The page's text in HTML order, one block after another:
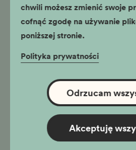
chwili możesz zmienić swoje
cofnąć zgodę na używanie
poniższej stronie.
Polityka prywatności
Odrzucam
Akceptuję
ludzi, mieszkańców
szkoły
klasy VI-VIII
niepodległość
Pałac Krzysztofory
Podczas zajęć